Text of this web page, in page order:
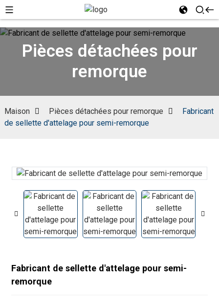
Pièces détachées pour
remorque
Maison Pièces détachées pour remorque
Fabricant
de sellette d'attelage pour semi-remorque
Fabricant de sellette d'attelage pour semi-
remorque